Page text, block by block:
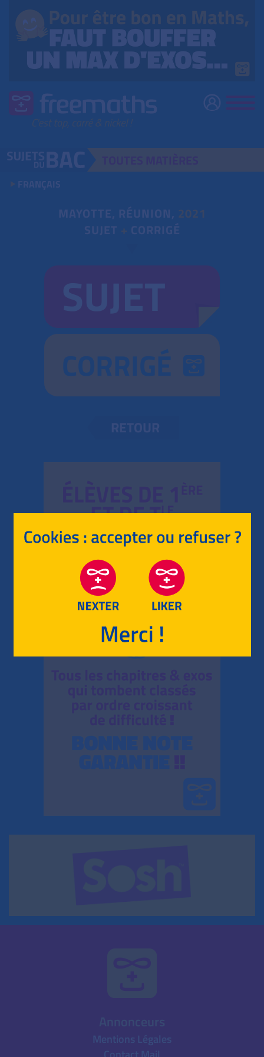
FRANÇAIS
MAYOTTE, RÉUNION, 2021
SUJET + CORRIGÉ
CORRIGÉ
RETOUR
Mentions Légales